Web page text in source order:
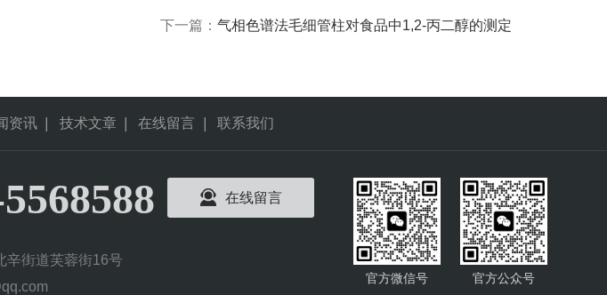
下一篇： 气相色谱法毛细管柱对食品中1,2-丙二醇的测定
资讯 技术文章 在线留言 联系我们
在线留言
辛街道芙蓉街16号
官方微信号 官方公众号